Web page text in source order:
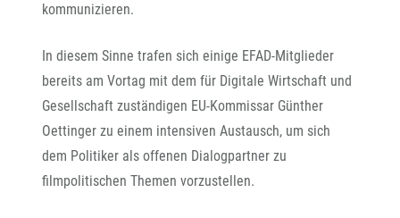
kommunizieren.
In diesem Sinne trafen sich einige EFAD-Mitglieder
bereits am Vortag mit dem für Digitale Wirtschaft und
Gesellschaft zuständigen EU-Kommissar Günther
Oettinger zu einem intensiven Austausch, um sich
dem Politiker als offenen Dialogpartner zu
filmpolitischen Themen vorzustellen.